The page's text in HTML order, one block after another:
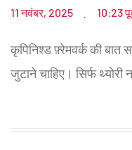
11 नवंबर, 2025 . 10:23
कृपिनिश्ड फ़्रेमवर्क की बात
जुटाने चाहिए। सिर्फ थ्योरी